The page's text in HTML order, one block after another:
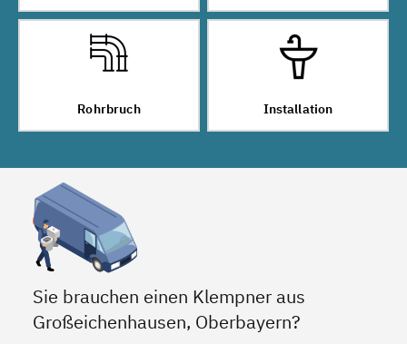
Rohrbruch Installation
Sie brauchen einen Klempner aus
Großeichenhausen, Oberbayern?